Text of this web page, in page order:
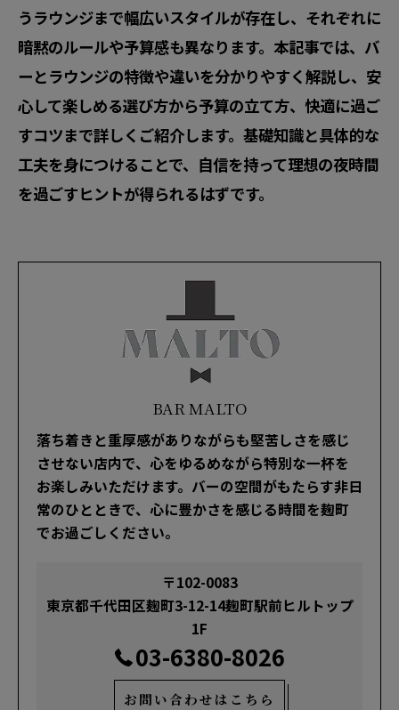
うラウンジまで幅広いスタイルが存在し、それぞれに
暗黙のルールや予算感も異なります。本記事では、バ
ーとラウンジの特徴や違いを分かりやすく解説し、安
心して楽しめる選び方から予算の立て方、快適に過ご
すコツまで詳しくご紹介します。基礎知識と具体的な
工夫を身につけることで、自信を持って理想の夜時間
を過ごすヒントが得られるはずです。
BAR MALTO
落ち着きと重厚感がありながらも堅苦しさを感じ
させない店内で、心をゆるめながら特別な一杯を
お楽しみいただけます。バーの空間がもたらす非日
常のひとときで、心に豊かさを感じる時間を麹町
でお過ごしください。
〒102-0083
東京都千代田区麹町3-12-14麹町駅前ヒルトップ
1F
03-6380-8026
お問い合わせはこちら